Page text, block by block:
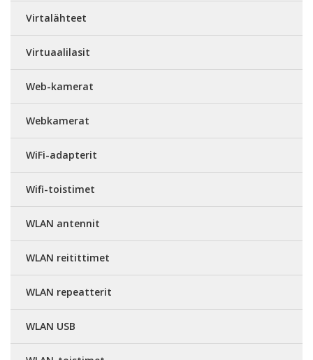
Virtalähteet
Virtuaalilasit
Web-kamerat
Webkamerat
WiFi-adapterit
Wifi-toistimet
WLAN antennit
WLAN reitittimet
WLAN repeatterit
WLAN USB